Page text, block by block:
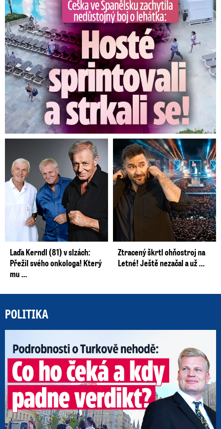
Češka ve Španělsku natočila nedůstojný boj o lehátka
Laďa Kerndl (81) v slzách:
Přežil svého onkologa! Který
mu ...
Ztracený škrtl ohňostroj na
Letné! Ještě nezačal a už ...
POLITIKA